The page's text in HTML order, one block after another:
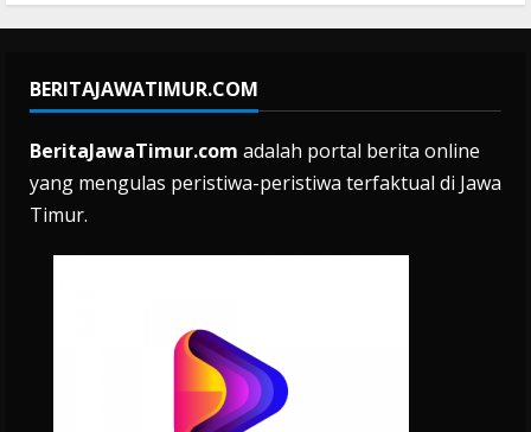
BERITAJAWATIMUR.COM
BeritaJawaTimur.com adalah portal berita online
yang mengulas peristiwa-peristiwa terfaktual di Jawa
Timur.